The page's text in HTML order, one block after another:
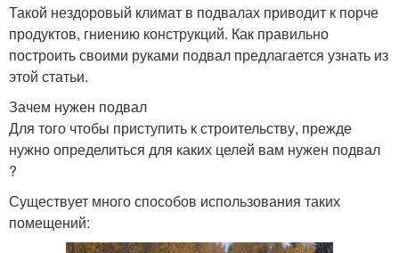
Такой нездоровый климат в подвалах приводит к порче
продуктов, гниению конструкций. Как правильно
построить своими руками подвал предлагается узнать из
этой статьи.
Зачем нужен подвал
Для того чтобы приступить к строительству, прежде
нужно определиться для каких целей вам нужен подвал
?
Существует много способов использования таких
помещений: